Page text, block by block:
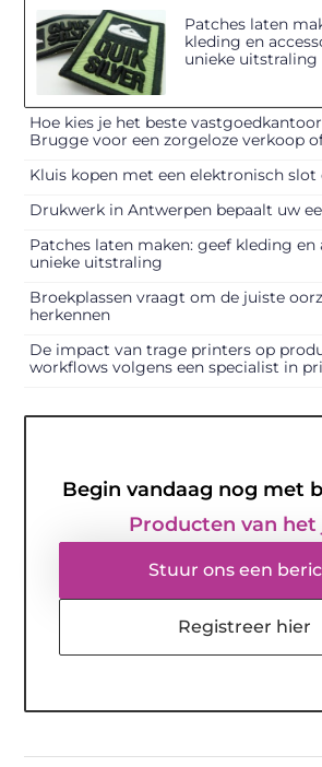
Patches laten
kleding en
unieke uitstraling
Hoe kies je het beste
Brugge voor een zorgeloze verkoop
Kluis kopen met een elektronisch slot
Drukwerk in Antwerpen bepaalt uw
Patches laten maken: geef kleding en
unieke uitstraling
Broekplassen vraagt om de juiste
herkennen
De impact van trage printers op
workflows volgens een specialist in
Begin vandaag nog met
Producten van het
Stuur ons een
Registreer hier